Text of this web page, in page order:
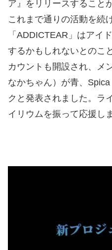
ア』をリリースすること
これまで通りの活動を続
「ADDICTEAR」はアイ
するかもしれないとのこ
カウントも開設され、メ
なかちゃん）が青、
クと発表されました。ラ
イリウムを振って応援し